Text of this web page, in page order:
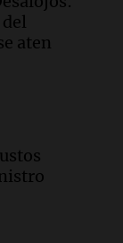
de
"El
aten